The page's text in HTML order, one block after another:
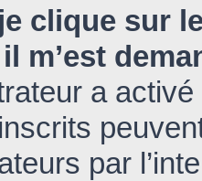
clique sur
m’est
a
par